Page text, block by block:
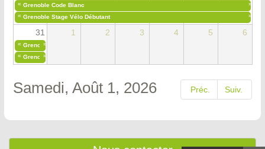
« Grenoble Code Blanc
»
« Grenoble Stage Vélo Débutant »
31 1 2 3 4 5 6
« Grenoble Code Blanc
»
« Grenoble Stage Vélo Débutant
»
Préc. Suiv.
Samedi, Août 1, 2026